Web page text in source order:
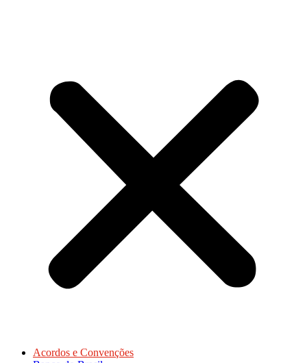
Acordos e Convenções